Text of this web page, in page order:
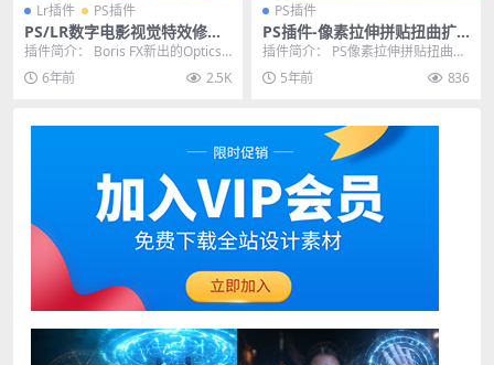
Lr插件 PS插件
PS/LR数字电影视觉特效修图
插件 Boris FX Optics 2021.2
WIN破解版
插件简介： Boris FX新出的Optics
是一款专注于修图的插件，支持Ph
o... 6年前 2.5K
PS插件
PS插件-像素拉伸拼贴扭曲扩
展插件 StretchMatic Win/M
ac
插件简介： PS像素拉伸拼贴扭曲扩
展插件 StretchMatic Win/Ma...
5年前 836